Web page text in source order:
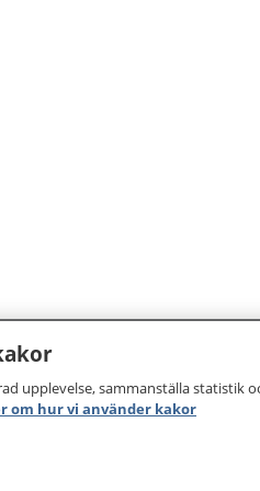
upplevelse, sammanställa statistik
om hur vi använder kakor